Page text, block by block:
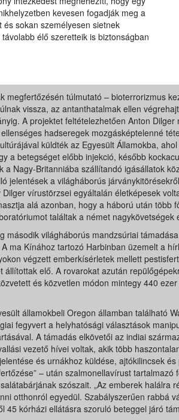
kevesen fogadják meg a
és sokan személyesen sietnek
élő szeretteik is biztonságban
megfertőzésén túlmutató – bioterrorizmus
vissza, az antanthatalmak ellen
A projektet feltételezhetően Anton
hadseregek mozgásképtelenné
küldték az Egyesült Államokba,
a betegséget előbb injekció, később
a Nagy-Britanniába szállítandó igásállatok
jelentések a világháborús
vírustörzsei egyáltalán életképesek
alá azonban, hogy a háború után több
találtak a német nagykövetségek
második világháborús mandzsúriai
ma Kínához tartozó Harbinban üzemelt a
végzett emberkísérletek mellett
állítottak elő. A rovarokat azután
és közvetlen módon mintegy 440
államokbeli Oregon államban található
fegyvert a helyhatósági választások
A támadás elkövetői az indiai
vezető hívei voltak, akik több
és urnákhoz küldése, ajtókilincsek
– után szalmonellavírust tartalmazó
szószait. „Az emberek halálra
otthonról egyedül. Szabályszerűen rabbá
45 kórházi ellátásra szoruló beteggel járó